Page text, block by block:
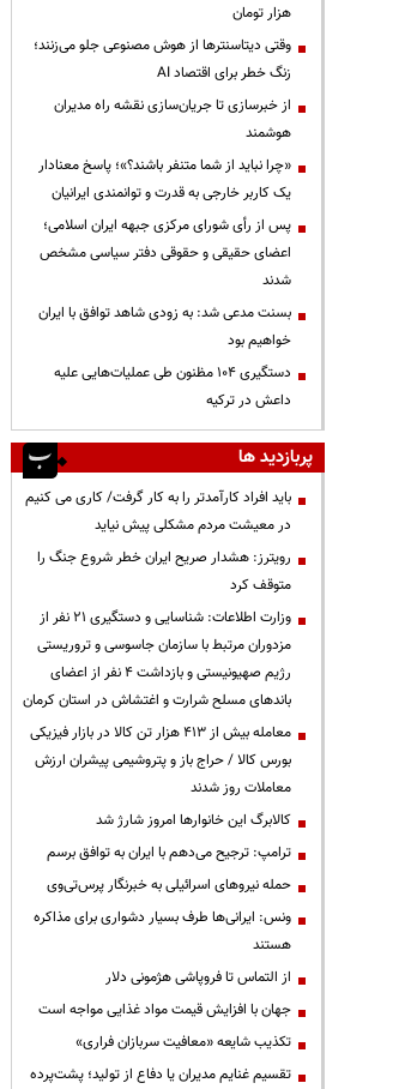
هزار تومان
وقتی دیتاسنترها از هوش مصنوعی جلو می‌زنند؛
زنگ خطر برای اقتصاد AI
از خبرسازی تا جریان‌سازی نقشه راه مدیران
هوشمند
«چرا نباید از شما متنفر باشند؟»؛ پاسخ معنادار
یک کاربر خارجی به قدرت و توانمندی ایرانیان
پس از رأی شورای مرکزی جبهه ایران اسلامی؛
اعضای حقیقی و حقوقی دفتر سیاسی مشخص
شدند
بسنت مدعی شد: به زودی شاهد توافق با ایران
خواهیم بود
دستگیری ۱۰۴ مظنون طی عملیات‌هایی علیه
داعش در ترکیه
پربازدید ها
باید افراد کارآمدتر را به کار گرفت/ کاری می کنیم
در معیشت مردم مشکلی پیش نیاید
رویترز: هشدار صریح ایران خطر شروع جنگ را
متوقف کرد
وزارت اطلاعات: شناسایی و دستگیری ۲۱ نفر از
مزدوران مرتبط با سازمان جاسوسی و تروریستی
رژیم صهیونیستی و بازداشت ۴ نفر از اعضای
باندهای مسلح شرارت و اغتشاش در استان کرمان
معامله بیش از ۴۱۳ هزار تن کالا در بازار فیزیکی
بورس کالا / حراج باز و پتروشیمی پیشران ارزش
معاملات روز شدند
کالابرگ این خانوارها امروز شارژ شد
ترامپ: ترجیح می‌دهم با ایران به توافق برسم
حمله نیروهای اسرائیلی به خبرنگار پرس‌تی‌وی
ونس: ایرانی‌ها طرف بسیار دشواری برای مذاکره
هستند
از التماس تا فروپاشی هژمونی دلار
جهان با افزایش قیمت مواد غذایی مواجه است
تکذیب شایعه «معافیت سربازان فراری»
تقسیم غنایم مدیران یا دفاع از تولید؛ پشت‌پرده